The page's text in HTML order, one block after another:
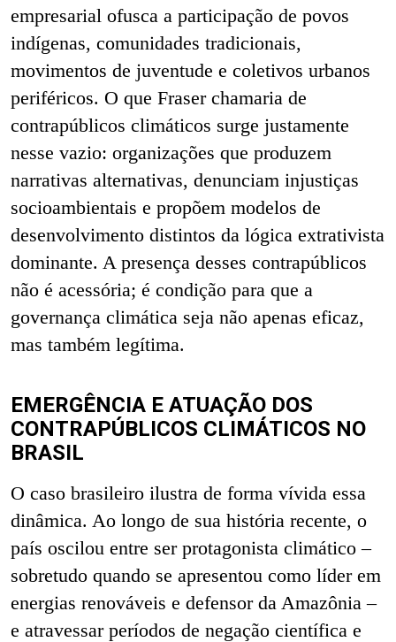
empresarial ofusca a participação de povos
indígenas, comunidades tradicionais,
movimentos de juventude e coletivos urbanos
periféricos. O que Fraser chamaria de
contrapúblicos climáticos surge justamente
nesse vazio: organizações que produzem
narrativas alternativas, denunciam injustiças
socioambientais e propõem modelos de
desenvolvimento distintos da lógica extrativista
dominante. A presença desses contrapúblicos
não é acessória; é condição para que a
governança climática seja não apenas eficaz,
mas também legítima.
EMERGÊNCIA E ATUAÇÃO DOS
CONTRAPÚBLICOS CLIMÁTICOS NO
BRASIL
O caso brasileiro ilustra de forma vívida essa
dinâmica. Ao longo de sua história recente, o
país oscilou entre ser protagonista climático –
sobretudo quando se apresentou como líder em
energias renováveis e defensor da Amazônia –
e atravessar períodos de negação científica e